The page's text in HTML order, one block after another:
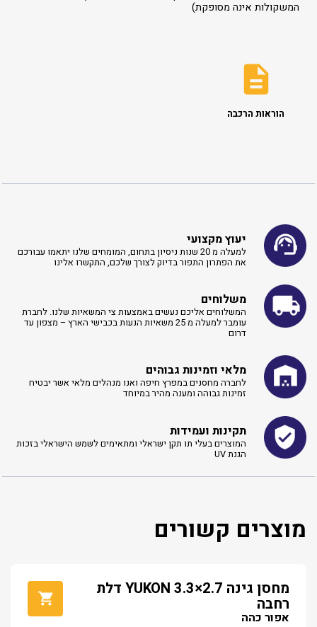
המשקולות אינה מסופקת)
הוראות הרכבה
יעוץ מקצועי
למעלה מ 20 שנות ניסיון בתחום, המומחים שלנו יתאמו עבורכם
את הפתרון התפור בדיוק לצורך שלכם, התקשרו אלינו ​
משלוחים
המשלוחים אליכם נעשים באמצעות צי המשאיות שלנו. לחברת
עומבר למעלה מ 25 משאיות הנעות בכבישי הארץ – מצפון עד
דרום
מלאי וזמינות גבוהים
לחברה מחסנים במפרץ חיפה ואנו מנהלים מלאי אשר יבטיח
זמינות גבוהה ומענה מהיר במיוחד
תקינות ועמידות
המוצרים בעלי תו תקן ישראלי ומתאימים לשמש הישראלי בזכות
הגנת UV
מוצרים קשורים
מחסן גינה YUKON 3.3×2.7 דלת
רחבה
אפור כהה